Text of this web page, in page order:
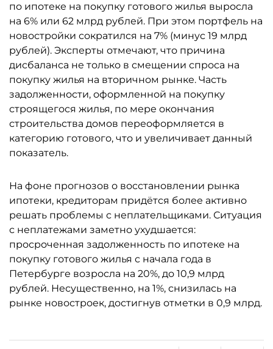
по ипотеке на покупку готового жилья выросла
на 6% или 62 млрд рублей. При этом портфель на
новостройки сократился на 7% (минус 19 млрд
рублей). Эксперты отмечают, что причина
дисбаланса не только в смещении спроса на
покупку жилья на вторичном рынке. Часть
задолженности, оформленной на покупку
строящегося жилья, по мере окончания
строительства домов переоформляется в
категорию готового, что и увеличивает данный
показатель.
На фоне прогнозов о восстановлении рынка
ипотеки, кредиторам придётся более активно
решать проблемы с неплательщиками. Ситуация
с неплатежами заметно ухудшается:
просроченная задолженность по ипотеке на
покупку готового жилья с начала года в
Петербурге возросла на 20%, до 10,9 млрд
рублей. Несущественно, на 1%, снизилась на
рынке новостроек, достигнув отметки в 0,9 млрд.